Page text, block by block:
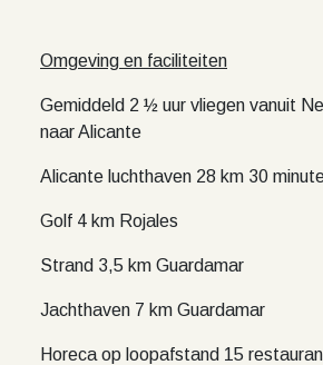
Omgeving en faciliteiten
Gemiddeld 2 ½ uur vliegen vanuit
naar Alicante
Alicante luchthaven 28 km 30
Golf 4 km Rojales
Strand 3,5 km Guardamar
Jachthaven 7 km Guardamar
Horeca op loopafstand 15